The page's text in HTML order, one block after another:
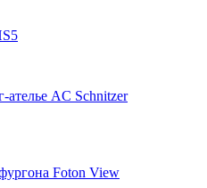
ателье AC Schnitzer
Foton View